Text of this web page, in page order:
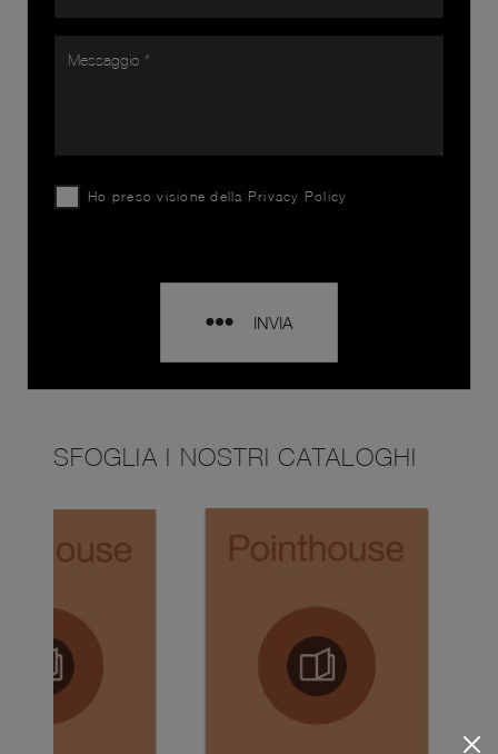
Ho preso visione della Privacy Policy
INVIA
SFOGLIA I NOSTRI CATALOGHI